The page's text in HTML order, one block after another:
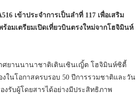
เข้าประจำการเป็นลำที่ 117 เพื่อเสริม
ร้อมเตรียมเปิดเที่ยวบินตรงใหม่จากโฮจิมินห์
ศยานนานาชาติเตินเซินเญิ้ต โฮจิมินห์ซิตี้
ในโอกาสครบรอบ 50 ปีการรวมชาติและวัน
งรับผู้โดยสารได้อย่างมีประสิทธิภาพ